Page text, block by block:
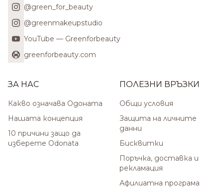
@green_for_beauty
@greenmakeupstudio
YouTube — Greenforbeauty
greenforbeauty.com
ЗА НАС
Какво означава Одоната
Нашата концепция
10 причини защо да
изберете Odonata
ПОЛЕЗНИ ВРЪЗКИ
Общи условия
Защита на личните
данни
Бисквитки
Поръчка, доставка и
рекламация
Афилиатна програма